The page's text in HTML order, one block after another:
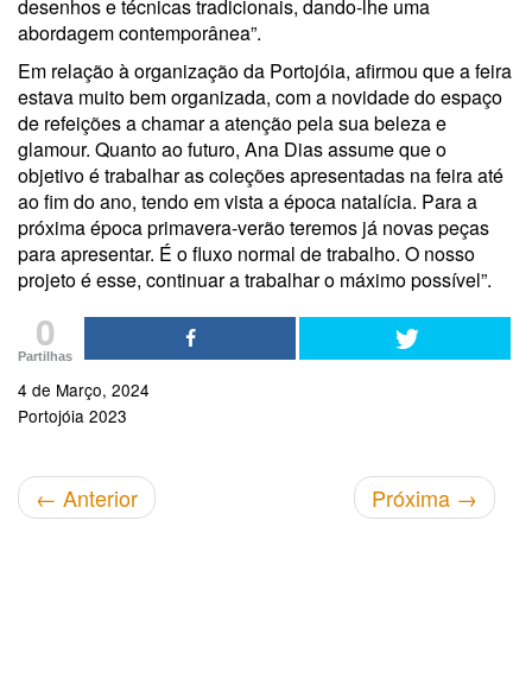
desenhos e técnicas tradicionais, dando-lhe uma
abordagem contemporânea”.
Em relação à organização da Portojóia, afirmou que a feira
estava muito bem organizada, com a novidade do espaço
de refeições a chamar a atenção pela sua beleza e
glamour. Quanto ao futuro, Ana Dias assume que o
objetivo é trabalhar as coleções apresentadas na feira até
ao fim do ano, tendo em vista a época natalícia. Para a
próxima época primavera-verão teremos já novas peças
para apresentar. É o fluxo normal de trabalho. O nosso
projeto é esse, continuar a trabalhar o máximo possível”.
0
Partilhas
4 de Março, 2024
Portojóia 2023
← Anterior Próxima →